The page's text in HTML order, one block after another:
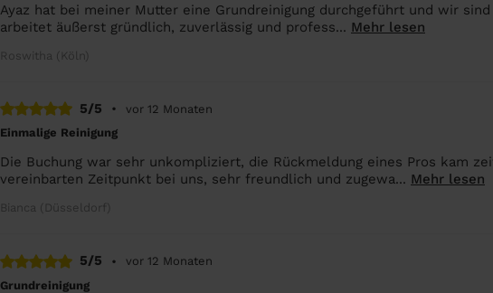
Ayaz hat bei meiner Mutter eine Grundreinigung durchgeführt und wir
arbeitet äußerst gründlich, zuverlässig und profess... Mehr lesen
Roswitha (Köln)
5/5 •
vor 12 Monaten
Einmalige Reinigung
Die Buchung war sehr unkompliziert, die Rückmeldung eines Pros kam
vereinbarten Zeitpunkt bei uns, sehr freundlich und zugewa... Mehr lesen
Bianca (Düsseldorf)
5/5 •
vor 12 Monaten
Grundreinigung